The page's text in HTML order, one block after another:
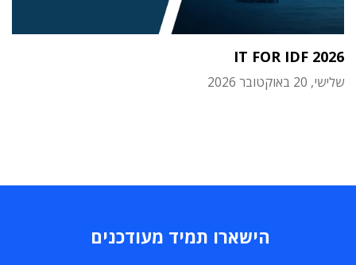
IT FOR IDF 2026
שלישי, 20 באוקטובר 2026
הישארו תמיד מעודכנים